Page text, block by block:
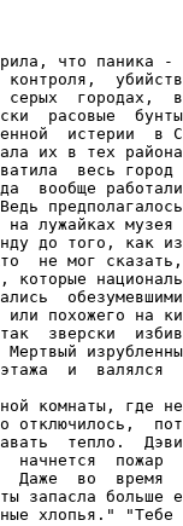
что паника -
городах,
расовые
истерии  в
их в тех
весь
вообще работали
лужайках музея
до того, как
не мог
или похожего на
зверски
этажа  и
комнаты, где
отключилось,
тепло.
начнется  пожар
Даже  во  время
запасла
хлопья." "Тебе